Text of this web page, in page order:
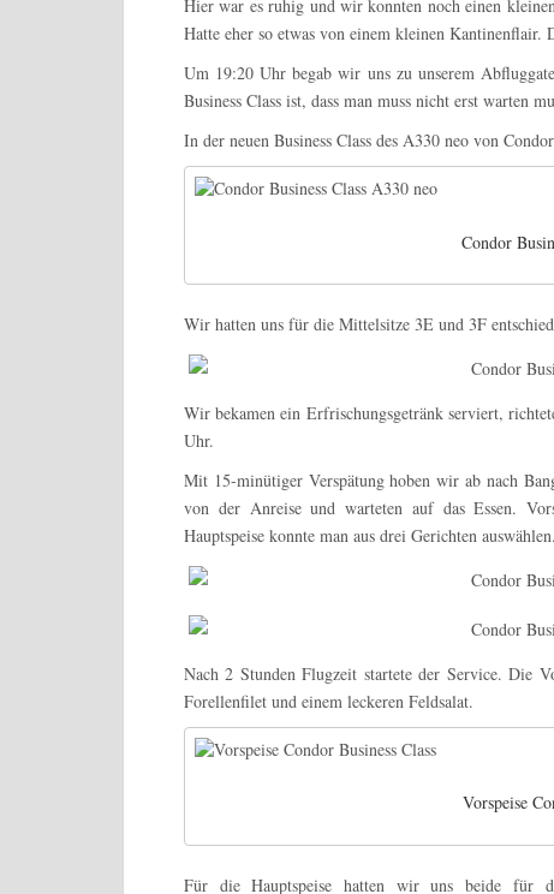
Hier war es ruhig und wir konnten noch einen
Hatte eher so etwas von einem kleinen Kantinenflair.
Um 19:20 Uhr begab wir uns zu unserem
Business Class ist, dass man muss nicht erst warten
In der neuen Business Class des A330 neo von
Condor
Wir hatten uns für die Mittelsitze 3E und 3F
Wir bekamen ein Erfrischungsgetränk serviert,
Uhr.
Mit 15-minütiger Verspätung hoben wir ab nach
von der Anreise und warteten auf das Essen.
Hauptspeise konnte man aus drei Gerichten auswählen.
Nach 2 Stunden Flugzeit startete der Service. Die
Forellenfilet und einem leckeren Feldsalat.
Vorspeise
Für die Hauptspeise hatten wir uns beide für